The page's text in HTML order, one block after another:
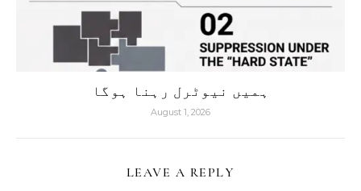
ہمیں نیوٹرل رہنا ہوگا
August 1, 2026
LEAVE A REPLY